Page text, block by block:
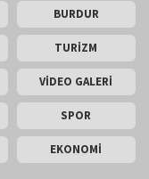
BURDUR
TURİZM
VİDEO GALERİ
SPOR
EKONOMİ